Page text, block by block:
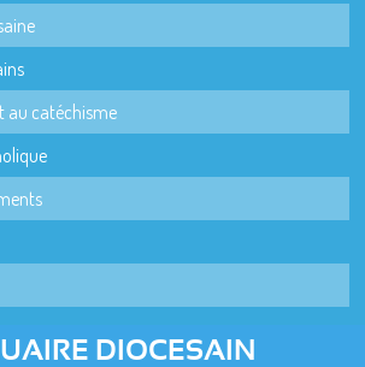
au catéchisme
DIOCESAIN